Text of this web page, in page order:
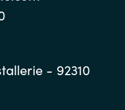
- 92310